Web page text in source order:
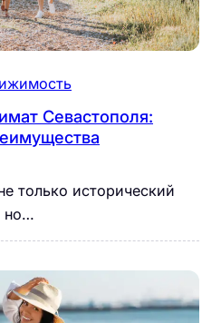
Севастополя:
только исторический
но…